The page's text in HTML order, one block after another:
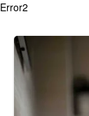
Error2